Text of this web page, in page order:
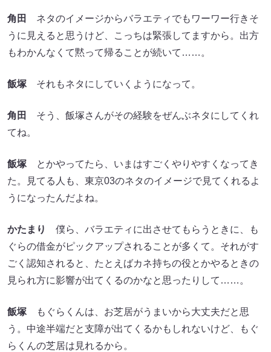
角田
ネタのイメージからバラエティでもワーワー行きそ
うに見えると思うけど、こっちは緊張してますから。出方
もわかんなくて黙って帰ることが続いて……。
飯塚 それもネタにしていくようになって。
角田
そう、飯塚さんがその経験をぜんぶネタにしてくれ
てね。
飯塚 とかやってたら、いまはすごくやりやすくなってき
た。見てる人も、東京03のネタのイメージで見てくれるよ
うになったんだよね。
かたまり
僕ら、バラエティに出させてもらうときに、も
ぐらの借金がピックアップされることが多くて。それがす
ごく認知されると、たとえばカネ持ちの役とかやるときの
見られ方に影響が出てくるのかなと思ったりして……。
飯塚 もぐらくんは、お芝居がうまいから大丈夫だと思
う。中途半端だと支障が出てくるかもしれないけど、もぐ
らくんの芝居は見れるから。